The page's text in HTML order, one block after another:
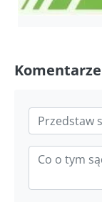
Komentarze